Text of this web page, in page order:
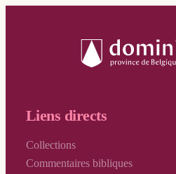
Liens directs
Collections
Commentaires bibliques